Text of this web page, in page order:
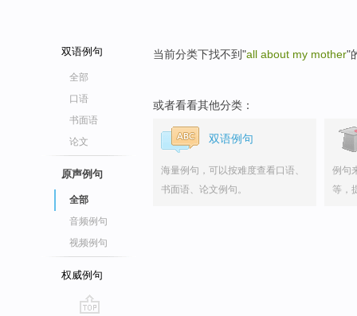
双语例句
全部
口语
书面语
论文
原声例句
全部
音频例句
视频例句
权威例句
当前分类下找不到"all about my mother"
或者看看其他分类：
双语例句
海量例句，可以按难度查看口语、
书面语、论文例句。
例句
等，